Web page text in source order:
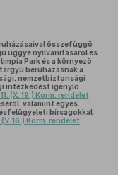
összefüggő
üggyé nyilvánításáról és
Park és a környező
beruházásnak a
nemzetbiztonsági
intézkedést igénylő
(X. 19.) Korm. rendelet
valamint egyes
bírságokkal
16.) Korm. rendelet